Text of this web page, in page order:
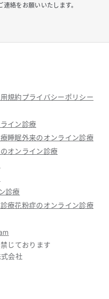
連絡をお願いいたします。
規約プライバシーポリシー
イン診療
睡眠外来のオンライン診療
オンライン診療
診療
療花粉症のオンライン診療
じております
会社